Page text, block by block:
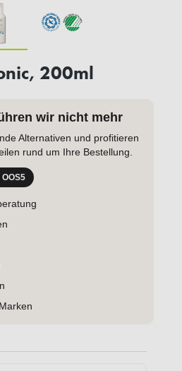
200ml
wir nicht mehr
Alternativen und profitieren
rund um Ihre Bestellung.